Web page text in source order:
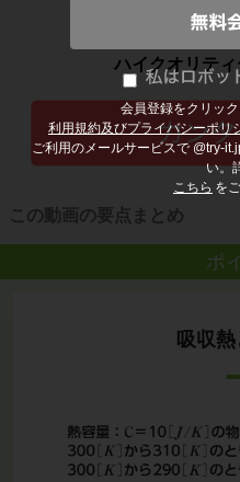
会員登録をクリッ
利用規約及びプライバシーポリ
ご利用のメールサービスで @try-
い。
こちら を
子どもの勉強か
ハイクオリテ
この動画の要点まとめ
ポ
吸収